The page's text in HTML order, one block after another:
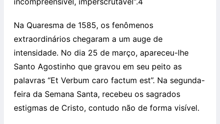
Na Quaresma de 1585, os fenômenos
extraordinários chegaram a um auge de
intensidade. No dia 25 de março, apareceu-lhe
Santo Agostinho que gravou em seu peito as
palavras “Et Verbum caro factum est”. Na segunda-
feira da Semana Santa, recebeu os sagrados
estigmas de Cristo, contudo não de forma visível.